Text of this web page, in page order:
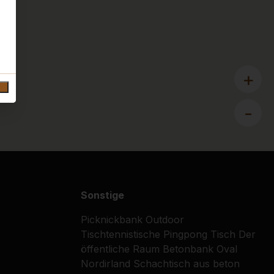
+
-
Sonstige
Picknickbank Outdoor
Tischtennistische Pingpong Tisch Der
öffentliche Raum Betonbank Oval
Nordirland Schachtisch aus beton